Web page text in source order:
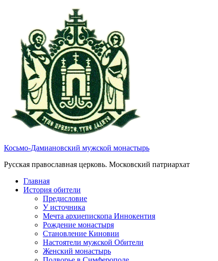
Косьмо-Дамиановский мужской монастырь
Русская православная церковь. Московский патриархат
Главная
История обители
Предисловие
У источника
Мечта архиепископа Иннокентия
Рождение монастыря
Становление Киновии
Настоятели мужской Обители
Женский монастырь